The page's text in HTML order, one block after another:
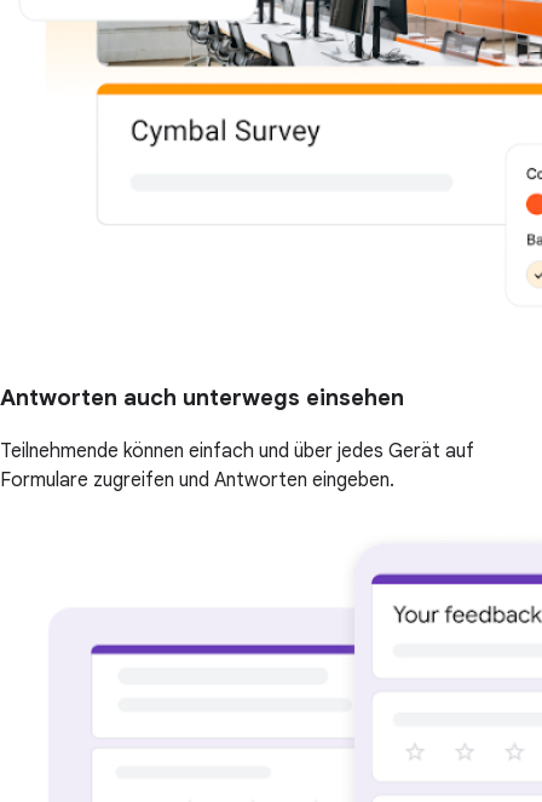
Antworten auch unterwegs einsehen
Teilnehmende können einfach und über jedes Gerät auf
Formulare zugreifen und Antworten eingeben.